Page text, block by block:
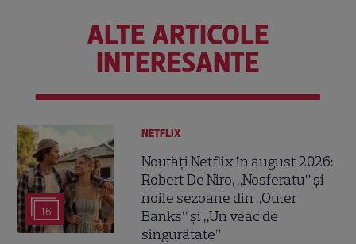
ALTE ARTICOLE
INTERESANTE
16
NETFLIX
Noutăți Netflix în august 2026:
Robert De Niro, „Nosferatu” și
noile sezoane din „Outer
Banks” și „Un veac de
singurătate”